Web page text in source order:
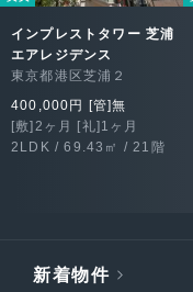
インプレストタワー 芝浦
エアレジデンス
東京都港区芝浦２
400,000円 [管]無
[敷]2ヶ月 [礼]1ヶ月
2LDK / 69.43㎡ / 21階
新着物件